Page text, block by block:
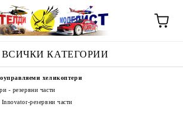
ВСИЧКИ КАТЕГОРИИ
хеликоптери
- резервни части
резервни части